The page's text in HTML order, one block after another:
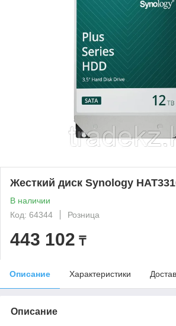
Жесткий диск Synology
В наличии
Код: 64344
Розница
443 102 ₸
Описание Характеристики
Описание